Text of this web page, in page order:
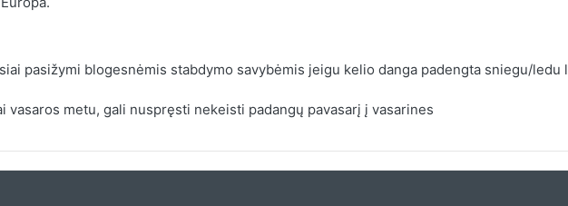
pasižymi blogesnėmis stabdymo savybėmis jeigu kelio danga padengta sniegu/
metu, gali nuspręsti nekeisti padangų pavasarį į vasarines